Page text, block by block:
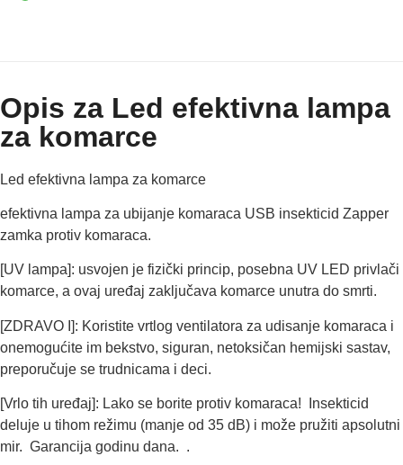
Opis za Led efektivna lampa
za komarce
Led efektivna lampa za komarce
efektivna lampa za ubijanje komaraca USB insekticid Zapper
zamka protiv komaraca.
[UV lampa]: usvojen je fizički princip, posebna UV LED privlači
komarce, a ovaj uređaj zaključava komarce unutra do smrti.
[ZDRAVO I]: Koristite vrtlog ventilatora za udisanje komaraca i
onemogućite im bekstvo, siguran, netoksičan hemijski sastav,
preporučuje se trudnicama i deci.
[Vrlo tih uređaj]: Lako se borite protiv komaraca! Insekticid
deluje u tihom režimu (manje od 35 dB) i može pružiti apsolutni
mir. Garancija godinu dana. .